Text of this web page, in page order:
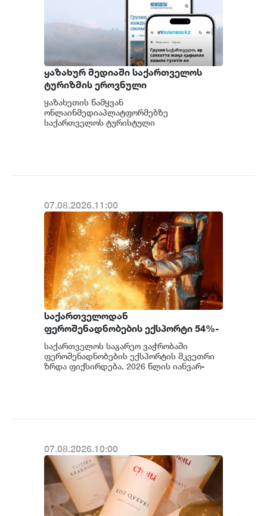
ყაზახურ მედიაში საქართველოს
ტურიზმის ეროვნული
ადმინისტრაციის მარკეტინგული
კამპანიის ფარგლებში სტატიები
მომზადდა
ყაზახეთის წამყვან
ონლაინმედიაპლატფორმებზე
საქართველოს ტურისტული
07.08.2026.11:00
საქართველოდან
ფეროშენადნობების ექსპორტი 54%-
ით არის გაზრდილი
საქართველოს საგარეო ვაჭრობაში
ფეროშენადნობების ექსპორტის მკვეთრი
ზრდა ფიქსირდება. 2026 წლის იანვარ-
07.08.2026.10:00